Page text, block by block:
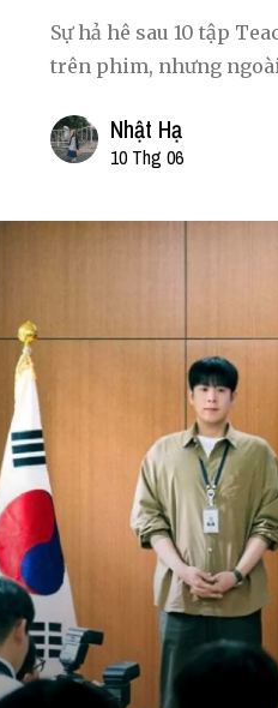
Sự hả hê sau 10 tập
trên phim, nhưng
Nhật Hạ
10 Thg 06